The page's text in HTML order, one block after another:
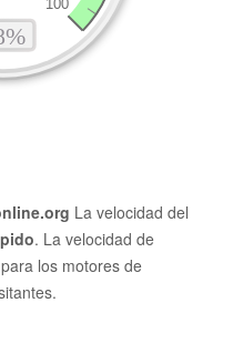
La velocidad del
. La velocidad de
los motores de